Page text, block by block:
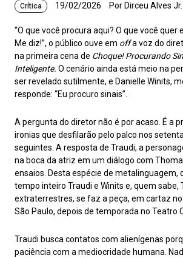
Crítica 19/02/2026 Por Dirceu Alves Jr.
“O que você procura aqui? O que você quer
Me diz!”, o público ouve em offa voz do
na primeira cena de Choque! Procurando
Inteligente. O cenário ainda está meio na
ser revelado sutilmente, e Danielle Winits,
responde: “Eu procuro sinais”.
A pergunta do diretor não é por acaso. É a
ironias que desfilarão pelo palco nos
seguintes. A resposta de Traudi, a
na boca da atriz em um diálogo com
ensaios. Desta espécie de metalinguagem,
tempo inteiro Traudi e Winits e, quem sabe,
extraterrestres, se faz a peça, em cartaz
São Paulo, depois de temporada no Teatro
Traudi busca contatos com alienígenas
paciência com a mediocridade humana.